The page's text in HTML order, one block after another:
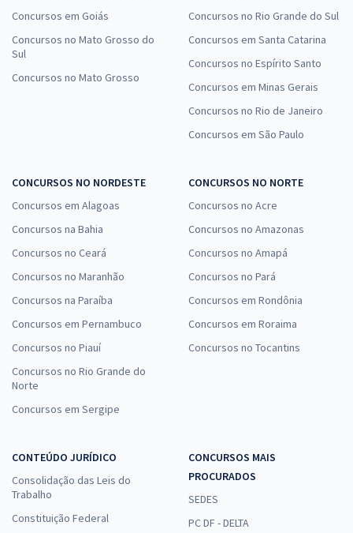
Concursos em Goiás
Concursos no Mato Grosso do
Sul
Concursos no Mato Grosso
Concursos no Rio Grande do Sul
Concursos em Santa Catarina
Concursos no Espírito Santo
Concursos em Minas Gerais
Concursos no Rio de Janeiro
Concursos em São Paulo
CONCURSOS NO NORDESTE
Concursos em Alagoas
Concursos na Bahia
Concursos no Ceará
Concursos no Maranhão
Concursos na Paraíba
Concursos em Pernambuco
Concursos no Piauí
Concursos no Rio Grande do
Norte
Concursos em Sergipe
CONCURSOS NO NORTE
Concursos no Acre
Concursos no Amazonas
Concursos no Amapá
Concursos no Pará
Concursos em Rondônia
Concursos em Roraima
Concursos no Tocantins
CONTEÚDO JURÍDICO
Consolidação das Leis do
Trabalho
Constituição Federal
CONCURSOS MAIS
PROCURADOS
SEDES
PC DF - DELTA